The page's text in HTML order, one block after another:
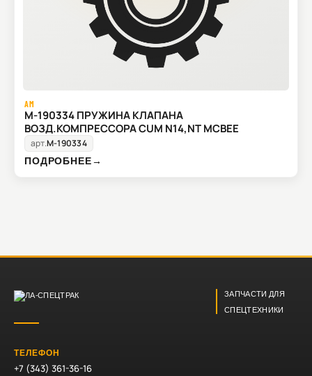
AM
M-190334 ПРУЖИНА КЛАПАНА
ВОЗД.КОМПРЕССОРА CUM N14,NT MCBEE
арт.M-190334
ПОДРОБНЕЕ→
ЗАПЧАСТИ ДЛЯ
СПЕЦТЕХНИКИ
ТЕЛЕФОН
+7 (343) 361-36-16